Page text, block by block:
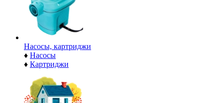
Насосы, картриджи
♦ Насосы
♦ Картриджи